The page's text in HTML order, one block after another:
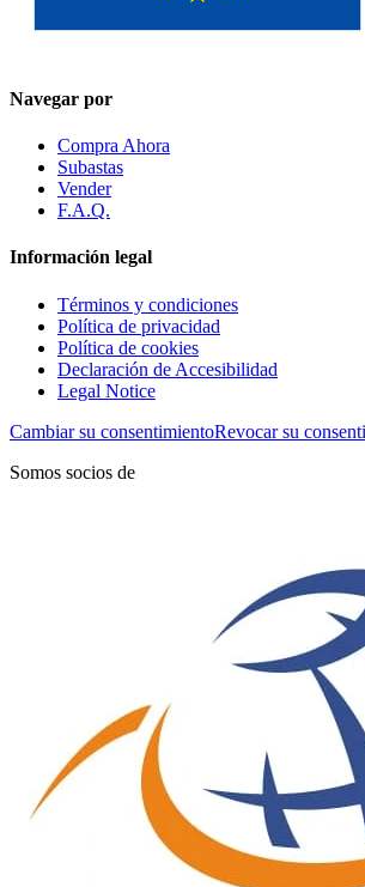
Navegar por
Compra Ahora
Subastas
Vender
F.A.Q.
Información legal
Términos y condiciones
Política de privacidad
Política de cookies
Declaración de Accesibilidad
Legal Notice
Cambiar su consentimientoRevocar su
Somos socios de